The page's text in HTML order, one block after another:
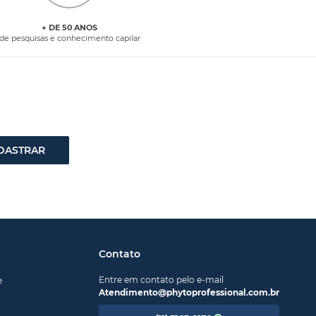
+ DE 50 ANOS
pesquisas e conhecimento capilar
Contato
Entre em contato pelo e-mail
Atendimento@phytoprofessional.com.br